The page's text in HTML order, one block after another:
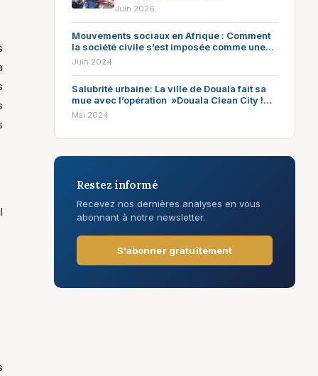
Juin 2026
Mouvements sociaux en Afrique : Comment
la société civile s’est imposée comme une
actrice majeure de la régulation du champ
Juin 2024
Salubrité urbaine: La ville de Douala fait sa
mue avec l’opération »Douala Clean City !
It’s Possible »
Mai 2024
Restez informé
Recevez nos dernières analyses en vous
abonnant à notre newsletter.
S'abonner gratuitement